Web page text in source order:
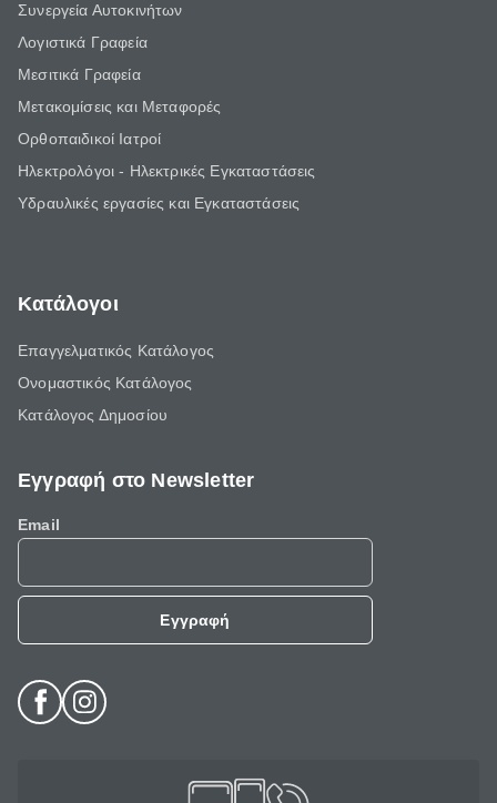
Συνεργεία Αυτοκινήτων
Λογιστικά Γραφεία
Μεσιτικά Γραφεία
Μετακομίσεις και Μεταφορές
Ορθοπαιδικοί Ιατροί
Ηλεκτρολόγοι - Ηλεκτρικές Εγκαταστάσεις
Υδραυλικές εργασίες και Εγκαταστάσεις
Κατάλογοι
Επαγγελματικός Κατάλογος
Ονομαστικός Κατάλογος
Κατάλογος Δημοσίου
Εγγραφή στο Newsletter
Email
Εγγραφή